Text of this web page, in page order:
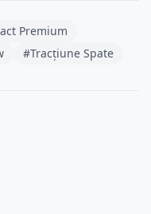
Premium
#Tracțiune Spate